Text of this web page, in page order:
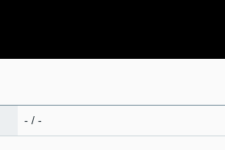
- / -